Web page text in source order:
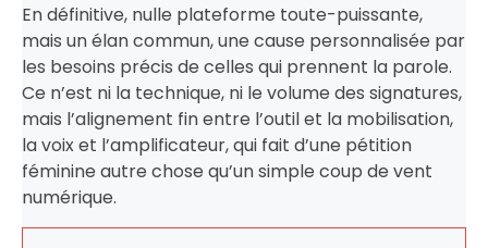
En définitive, nulle plateforme toute-puissante,
mais un élan commun, une cause personnalisée par
les besoins précis de celles qui prennent la parole.
Ce n’est ni la technique, ni le volume des signatures,
mais l’alignement fin entre l’outil et la mobilisation,
la voix et l’amplificateur, qui fait d’une pétition
féminine autre chose qu’un simple coup de vent
numérique.